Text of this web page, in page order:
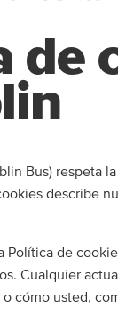
de
Bus) respeta
describe
Política de
Cualquier
cómo usted,